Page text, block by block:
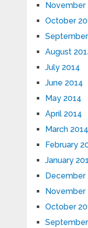
November
October
August
July 2014
June 2014
May 2014
April 2014
March 2014
February
January
December
November
October